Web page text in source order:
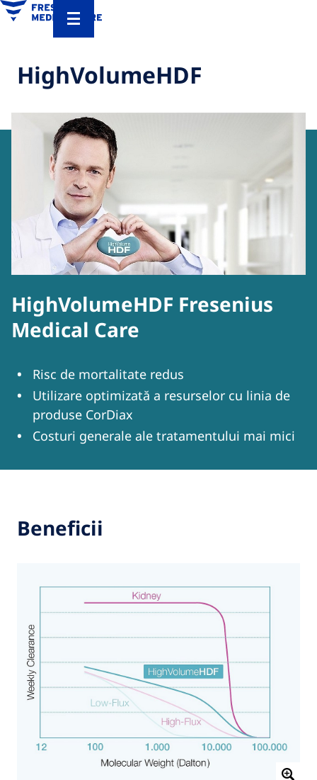
HighVolumeHDF
HighVolumeHDF Fresenius
Medical Care
Risc de mortalitate redus
Utilizare optimizată a resurselor cu linia de
produse CorDiax
Costuri generale ale tratamentului mai mici
Beneficii